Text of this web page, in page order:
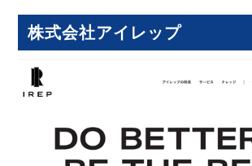
株式会社アイレップ